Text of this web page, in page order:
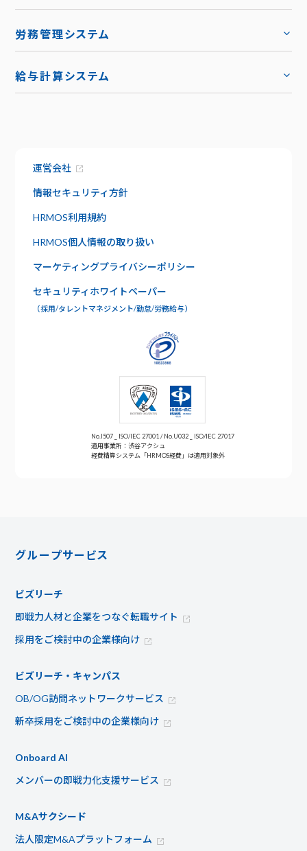
社内版ビズリーチ
料金
キャリア採用
導入事例
お役立ち資料
日報管理
ワークフロー
労務管理システム
年末調整
特長
セキュリティ
サポート
よくあるご質問
給与計算システム
運営会社
情報セキュリティ方針
HRMOS利用規約
HRMOS個人情報の取り扱い
マーケティングプライバシーポリシー
セキュリティホワイトペーパー
（採用/タレントマネジメント/勤怠/労務給与）
No.I507 _ ISO/IEC 27001 / No.U032 _ ISO/IEC 27017
適用事業所：渋谷アクシュ
経費精算システム「HRMOS経費」は適用対象外
グループサービス
ビズリーチ
即戦力人材と企業をつなぐ転職サイト
採用をご検討中の企業様向け
ビズリーチ・キャンパス
OB/OG訪問ネットワークサービス
新卒採用をご検討中の企業様向け
Onboard AI
メンバーの即戦力化支援サービス
M&Aサクシード
法人限定M&Aプラットフォーム